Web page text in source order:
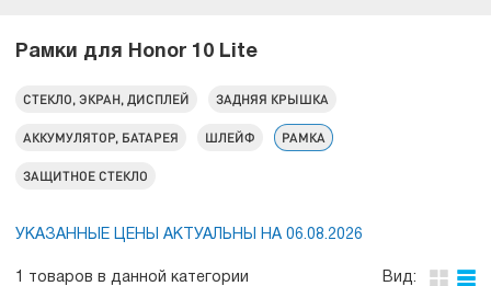
Рамки для Honor 10 Lite
СТЕКЛО, ЭКРАН, ДИСПЛЕЙ ЗАДНЯЯ КРЫШКА
АККУМУЛЯТОР, БАТАРЕЯ ШЛЕЙФ РАМКА
ЗАЩИТНОЕ СТЕКЛО
УКАЗАННЫЕ ЦЕНЫ АКТУАЛЬНЫ НА 06.08.2026
1 товаров в данной категории Вид: